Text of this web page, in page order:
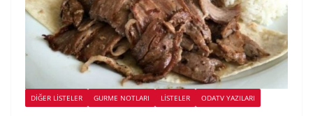
DIĞER LISTELER GURME NOTLARI LİSTELER ODATV YAZILARI